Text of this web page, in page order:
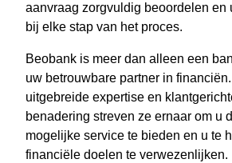
aanvraag zorgvuldig beoordelen en
bij elke stap van het proces.
Beobank is meer dan alleen een
uw betrouwbare partner in
uitgebreide expertise en
benadering streven ze ernaar om u
mogelijke service te bieden en u te
financiële doelen te verwezenlijken.